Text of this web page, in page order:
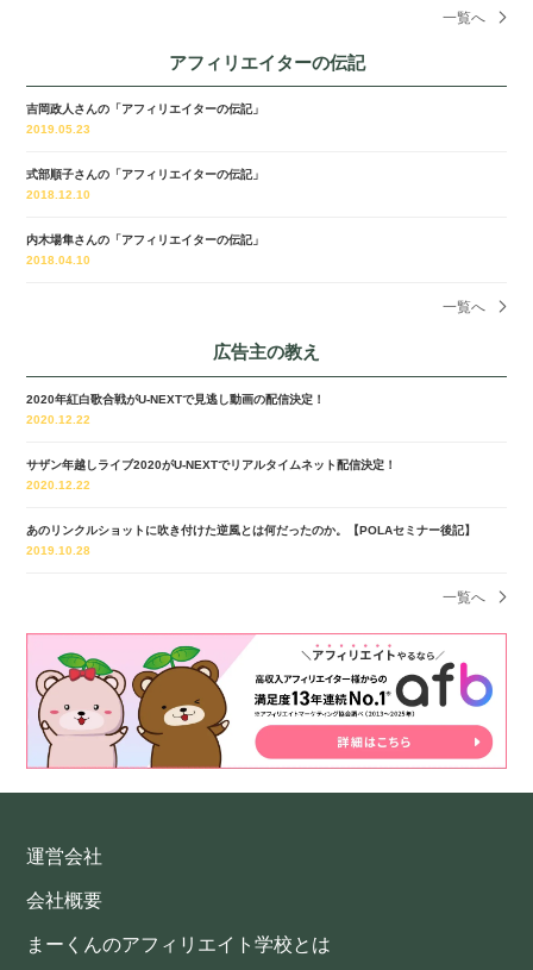
一覧へ
アフィリエイターの伝記
吉岡政人さんの「アフィリエイターの伝記」
2019.05.23
式部順子さんの「アフィリエイターの伝記」
2018.12.10
内木場隼さんの「アフィリエイターの伝記」
2018.04.10
一覧へ
広告主の教え
2020年紅白歌合戦がU-NEXTで見逃し動画の配信決定！
2020.12.22
サザン年越しライブ2020がU-NEXTでリアルタイムネット配信決定！
2020.12.22
あのリンクルショットに吹き付けた逆風とは何だったのか。【POLAセミナー後記】
2019.10.28
一覧へ
運営会社
会社概要
まーくんのアフィリエイト学校とは